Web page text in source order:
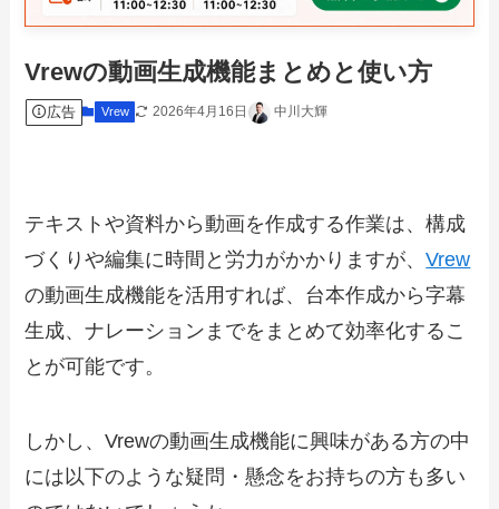
Vrewの動画生成機能まとめと使い方
広告 Vrew 2026年4月16日 中川大輝
テキストや資料から動画を作成する作業は、構成
づくりや編集に時間と労力がかかりますが、Vrew
の動画生成機能を活用すれば、台本作成から字幕
生成、ナレーションまでをまとめて効率化するこ
とが可能です。
しかし、Vrewの動画生成機能に興味がある方の中
には以下のような疑問・懸念をお持ちの方も多い